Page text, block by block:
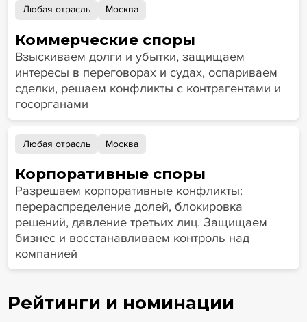
Любая отрасль Москва
Коммерческие споры
Взыскиваем долги и убытки, защищаем
интересы в переговорах и судах, оспариваем
сделки, решаем конфликты с контрагентами и
госорганами
Любая отрасль Москва
Корпоративные споры
Разрешаем корпоративные конфликты:
перераспределение долей, блокировка
решений, давление третьих лиц. Защищаем
бизнес и восстанавливаем контроль над
компанией
Рейтинги и номинации